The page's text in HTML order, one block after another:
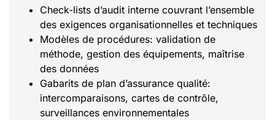
Check-lists d’audit interne couvrant l’ensemble
des exigences organisationnelles et techniques
Modèles de procédures: validation de
méthode, gestion des équipements, maîtrise
des données
Gabarits de plan d’assurance qualité:
intercomparaisons, cartes de contrôle,
surveillances environnementales